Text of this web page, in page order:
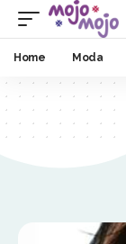
Home Moda